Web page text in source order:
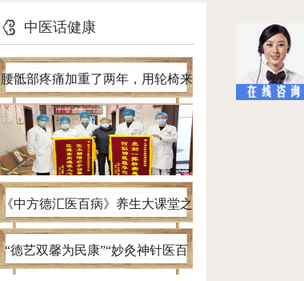
中医话健康
腰骶部疼痛加重了两年，用轮椅来
看病，针灸一个半月自己进病房
《中方德汇医百病》养生大课堂之
带您认清腰椎间盘突出真面目
“德艺双馨为民康”“妙灸神针医百